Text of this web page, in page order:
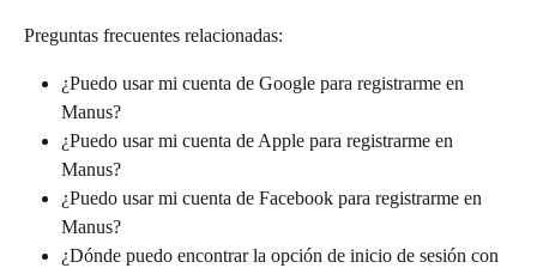
Preguntas frecuentes relacionadas:
¿Puedo usar mi cuenta de Google para registrarme en
Manus?
¿Puedo usar mi cuenta de Apple para registrarme en
Manus?
¿Puedo usar mi cuenta de Facebook para registrarme en
Manus?
¿Dónde puedo encontrar la opción de inicio de sesión con